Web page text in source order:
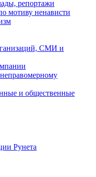
репортажи
мотиву ненависти
СМИ и
и общественные
Рунета